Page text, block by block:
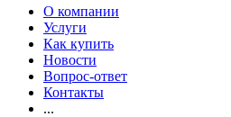
О компании
Услуги
Как купить
Новости
Вопрос-ответ
Контакты
...